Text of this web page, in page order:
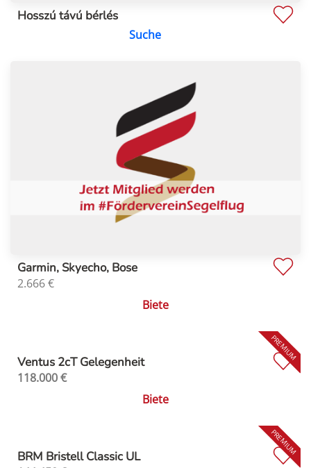
Hosszú távú bérlés
Suche
Garmin, Skyecho, Bose
2.666€
Biete
Ventus 2cT Gelegenheit
118.000€
Biete
BRM Bristell Classic UL